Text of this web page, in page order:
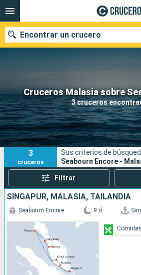
Cruceros Malasia sobre
3 cruceros
Encontrar un crucero
Nuestros destinos
Fecha de salida
Puertos
3
cruceros
Sus criterios de
Seabourn Encore -
Filtrar
SINGAPUR, MALASIA, TAILANDIA
Seabourn Encore 9 d